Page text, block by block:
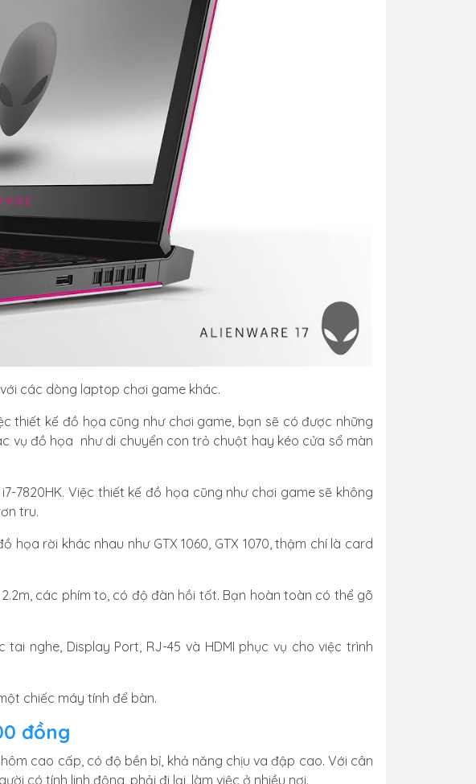
các dòng laptop chơi game khác.
thiết kế đồ họa cũng như chơi game, bạn sẽ có được những
vụ đồ họa như di chuyển con trỏ chuột hay kéo cửa sổ màn
7820HK. Việc thiết kế đồ họa cũng như chơi game sẽ không
tru.
họa rời khác nhau như GTX 1060, GTX 1070, thậm chí là card
các phím to, có độ đàn hồi tốt. Bạn hoàn toàn có thể gõ
nghe, Display Port, RJ-45 và HDMI phục vụ cho việc trình
chiếc máy tính để bàn.
đồng
cao cấp, có độ bền bỉ, khả năng chịu va đập cao. Với cân
có tính linh động, phải đi lại, làm việc ở nhiều nơi.